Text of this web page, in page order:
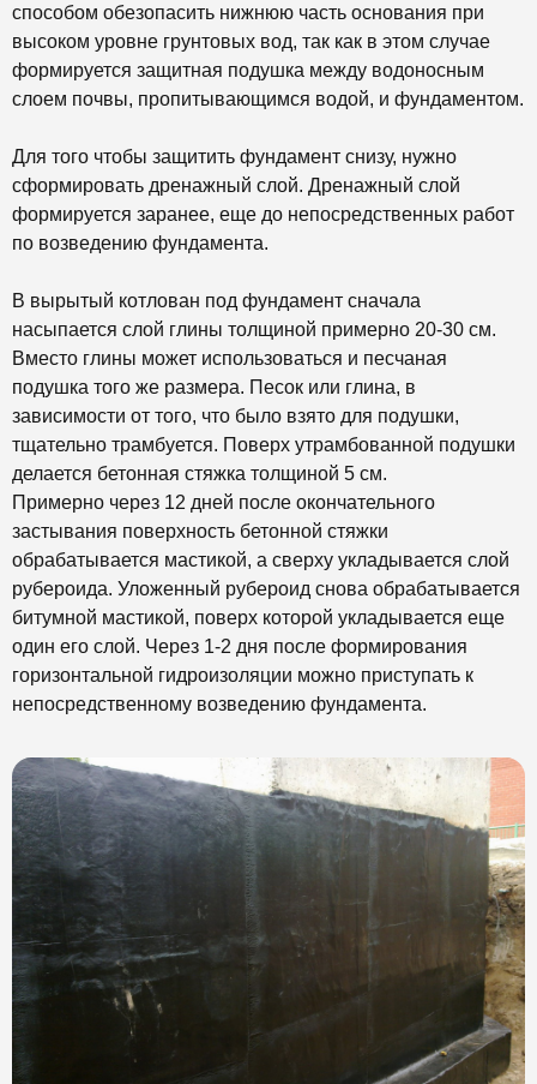
способом обезопасить нижнюю часть основания при
высоком уровне грунтовых вод, так как в этом случае
формируется защитная подушка между водоносным
слоем почвы, пропитывающимся водой, и фундаментом.
Для того чтобы защитить фундамент снизу, нужно
сформировать дренажный слой. Дренажный слой
формируется заранее, еще до непосредственных работ
по возведению фундамента.
В вырытый котлован под фундамент сначала
насыпается слой глины толщиной примерно 20-30 см.
Вместо глины может использоваться и песчаная
подушка того же размера. Песок или глина, в
зависимости от того, что было взято для подушки,
тщательно трамбуется. Поверх утрамбованной подушки
делается бетонная стяжка толщиной 5 см.
Примерно через 12 дней после окончательного
застывания поверхность бетонной стяжки
обрабатывается мастикой, а сверху укладывается слой
рубероида. Уложенный рубероид снова обрабатывается
битумной мастикой, поверх которой укладывается еще
один его слой. Через 1-2 дня после формирования
горизонтальной гидроизоляции можно приступать к
непосредственному возведению фундамента.